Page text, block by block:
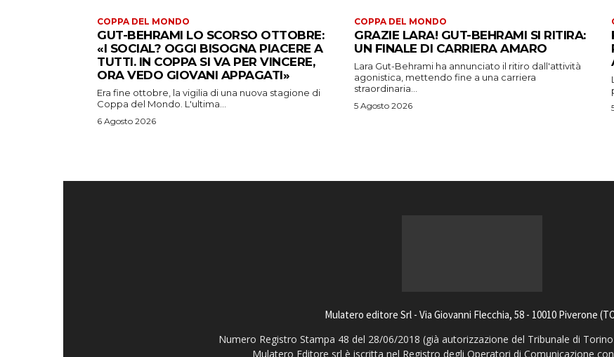
COPPA DEL MONDO
GUT-BEHRAMI LO SCORSO OTTOBRE:
«I SOCIAL? OGGI BISOGNA PIACERE A
TUTTI. IN COPPA SI VA PER VINCERE,
ORA VEDO GIOVANI APPAGATI»
Era fine ottobre, la vigilia di una nuova stagione di
Coppa del Mondo. L'ultima...
6 Agosto 2026
COPPA DEL MONDO
GRAZIE LARA! GUT-BEHRAMI SI RITIRA:
UN FINALE DI CARRIERA AMARO
Lara Gut-Behrami ha annunciato il ritiro dall'attività
agonistica, mettendo fine a una carriera
straordinaria...
5 Agosto 2026
Mulatero editore Srl - Via Giovanni Flecchia, 58 - 10010 Piverone
Numero Registro Stampa 48 del 28/06/2018 (già autorizzazione del Tribunale di
Mulatero Editore srl è iscritta nel Registro degli Operatori di Comunicazione